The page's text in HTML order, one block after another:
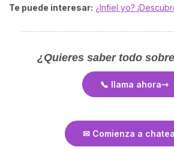
Te puede interesar: ¿Infiel yo?
¿Quieres saber todo
📞 llama ahora
✉ Comienza a